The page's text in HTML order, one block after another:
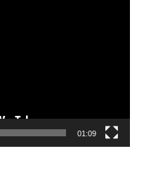
01:09